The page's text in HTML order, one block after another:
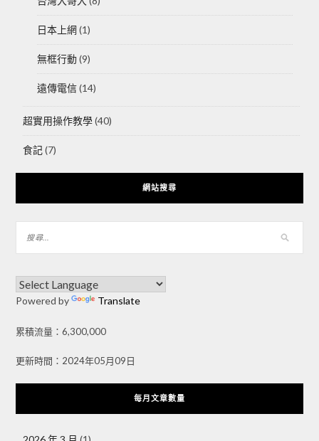
日本上網(1)
無框行動(9)
遠傳電信(14)
超實用操作教學(40)
食記(7)
網站搜尋
Powered by Translate
累積流量：6,300,000
更新時間：2024年05月09日
每月文章數量